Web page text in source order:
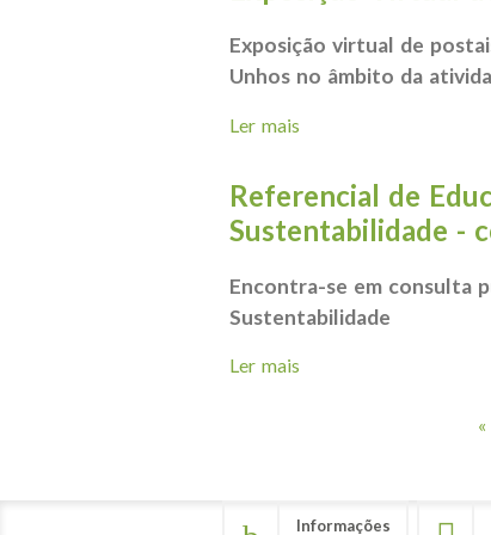
Exposição virtual de
Unhos no âmbito da
Ler mais
Referencial de
Sustentabilidade -
Encontra-se em consulta
Sustentabilidade
Ler mais
Informações